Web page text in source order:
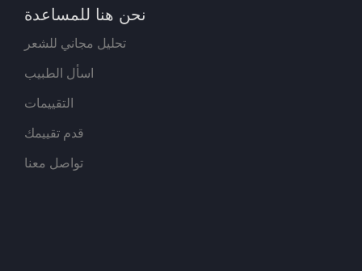
نحن هنا للمساعدة
تحليل مجاني للشعر
اسأل الطبيب
التقييمات
قدم تقييمك
تواصل معنا